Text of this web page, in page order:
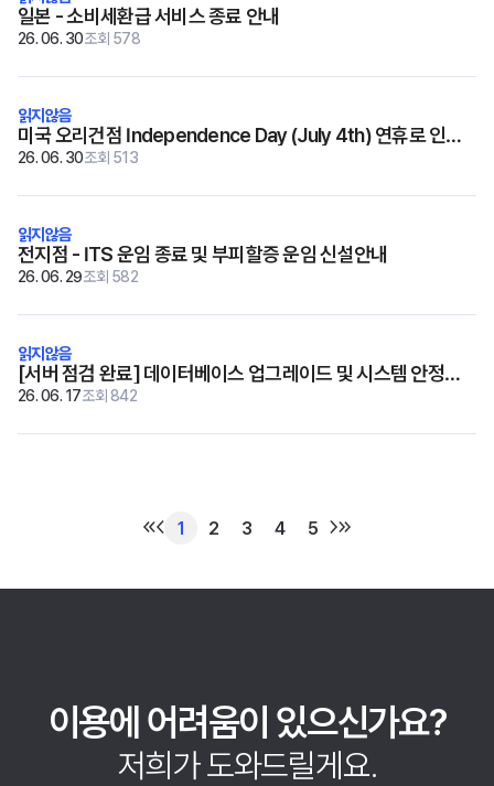
일본 - 소비세환급 서비스 종료 안내
26. 06. 30조회 578
미국 오리건점 Independence Day (July 4th) 연휴로 인한
선적일정 변경안내
26. 06. 30조회 513
전지점 - ITS 운임 종료 및 부피할증 운임 신설안내
26. 06. 29조회 582
[서버 점검 완료] 데이터베이스 업그레이드 및 시스템 안정화
작업
26. 06. 17조회 842
1 2 3 4 5
이용에 어려움이 있으신가요?
저희가 도와드릴게요.